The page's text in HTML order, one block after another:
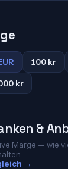
100 kr
kr
&
Marge — wie
→